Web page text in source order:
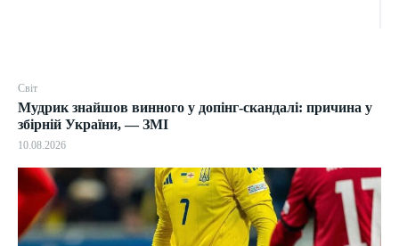
Світ
Мудрик знайшов винного у допінг-скандалі: причина у
збірній України, — ЗМІ
10.08.2026